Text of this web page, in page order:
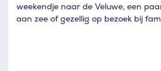
weekendje naar de Veluwe, een
aan zee of gezellig op bezoek bij